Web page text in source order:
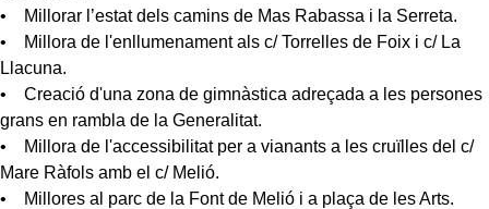
• Millorar l’estat dels camins de Mas Rabassa i la Serreta.
• Millora de l'enllumenament als c/ Torrelles de Foix i c/ La
Llacuna.
• Creació d'una zona de gimnàstica adreçada a les persones
grans en rambla de la Generalitat.
• Millora de l'accessibilitat per a vianants a les cruïlles del c/
Mare Ràfols amb el c/ Melió.
• Millores al parc de la Font de Melió i a plaça de les Arts.